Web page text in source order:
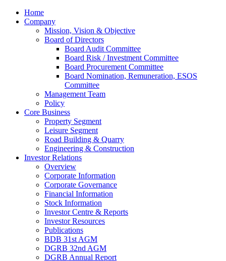
Home
Company
Mission, Vision & Objective
Board of Directors
Board Audit Committee
Board Risk / Investment Committee
Board Procurement Committee
Board Nomination, Remuneration, ESOS
Committee
Management Team
Policy
Core Business
Property Segment
Leisure Segment
Road Building & Quarry
Engineering & Construction
Investor Relations
Overview
Corporate Information
Corporate Governance
Financial Information
Stock Information
Investor Centre & Reports
Investor Resources
Publications
BDB 31st AGM
DGRB 32nd AGM
DGRB Annual Report